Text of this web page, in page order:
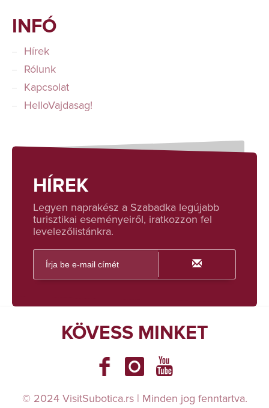
INFÓ
Hírek
Rólunk
Kapcsolat
HelloVajdasag!
HÍREK
Legyen naprakész a Szabadka legújabb
turisztikai eseményeiről, iratkozzon fel
levelezőlistánkra.
KÖVESS MINKET
© 2024 VisitSubotica.rs | Minden jog fenntartva.